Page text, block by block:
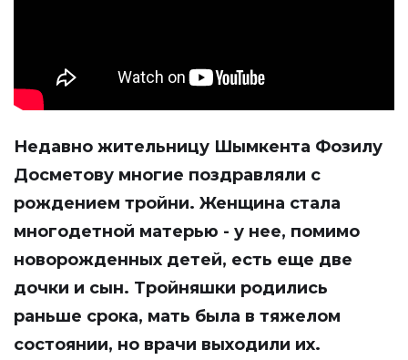
Недавно жительницу Шымкента Фозилу
Досметову многие поздравляли с
рождением тройни. Женщина стала
многодетной матерью - у нее, помимо
новорожденных детей, есть еще две
дочки и сын. Тройняшки родились
раньше срока, мать была в тяжелом
состоянии, но врачи выходили их.